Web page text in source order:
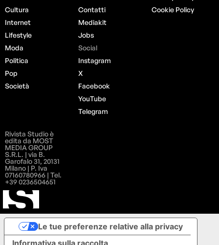
Cultura
Internet
Lifestyle
Moda
Politica
Pop
Società
Contatti
Mediakit
Jobs
Social
Instagram
X
Facebook
YouTube
Telegram
Cookie Policy
Rivista Studio è
edita da MOST
MEDIA GROUP
S.R.L. | via B.
Garofalo 31, 20131
Milano | P. Iva
07160780966 | Tel.
+39 0236504651
Informativa sulla raccolta
Le tue preferenze relative alla privacy